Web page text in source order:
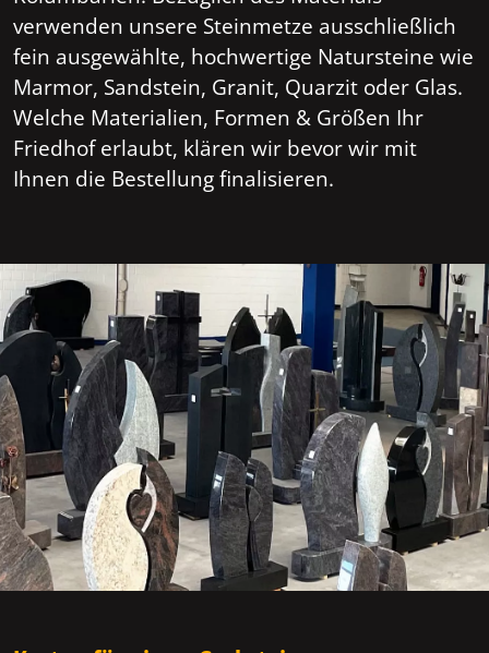
verwenden unsere Steinmetze ausschließlich
fein ausgewählte, hochwertige Natursteine wie
Marmor, Sandstein, Granit, Quarzit oder Glas.
Welche Materialien, Formen & Größen Ihr
Friedhof erlaubt, klären wir bevor wir mit
Ihnen die Bestellung finalisieren.